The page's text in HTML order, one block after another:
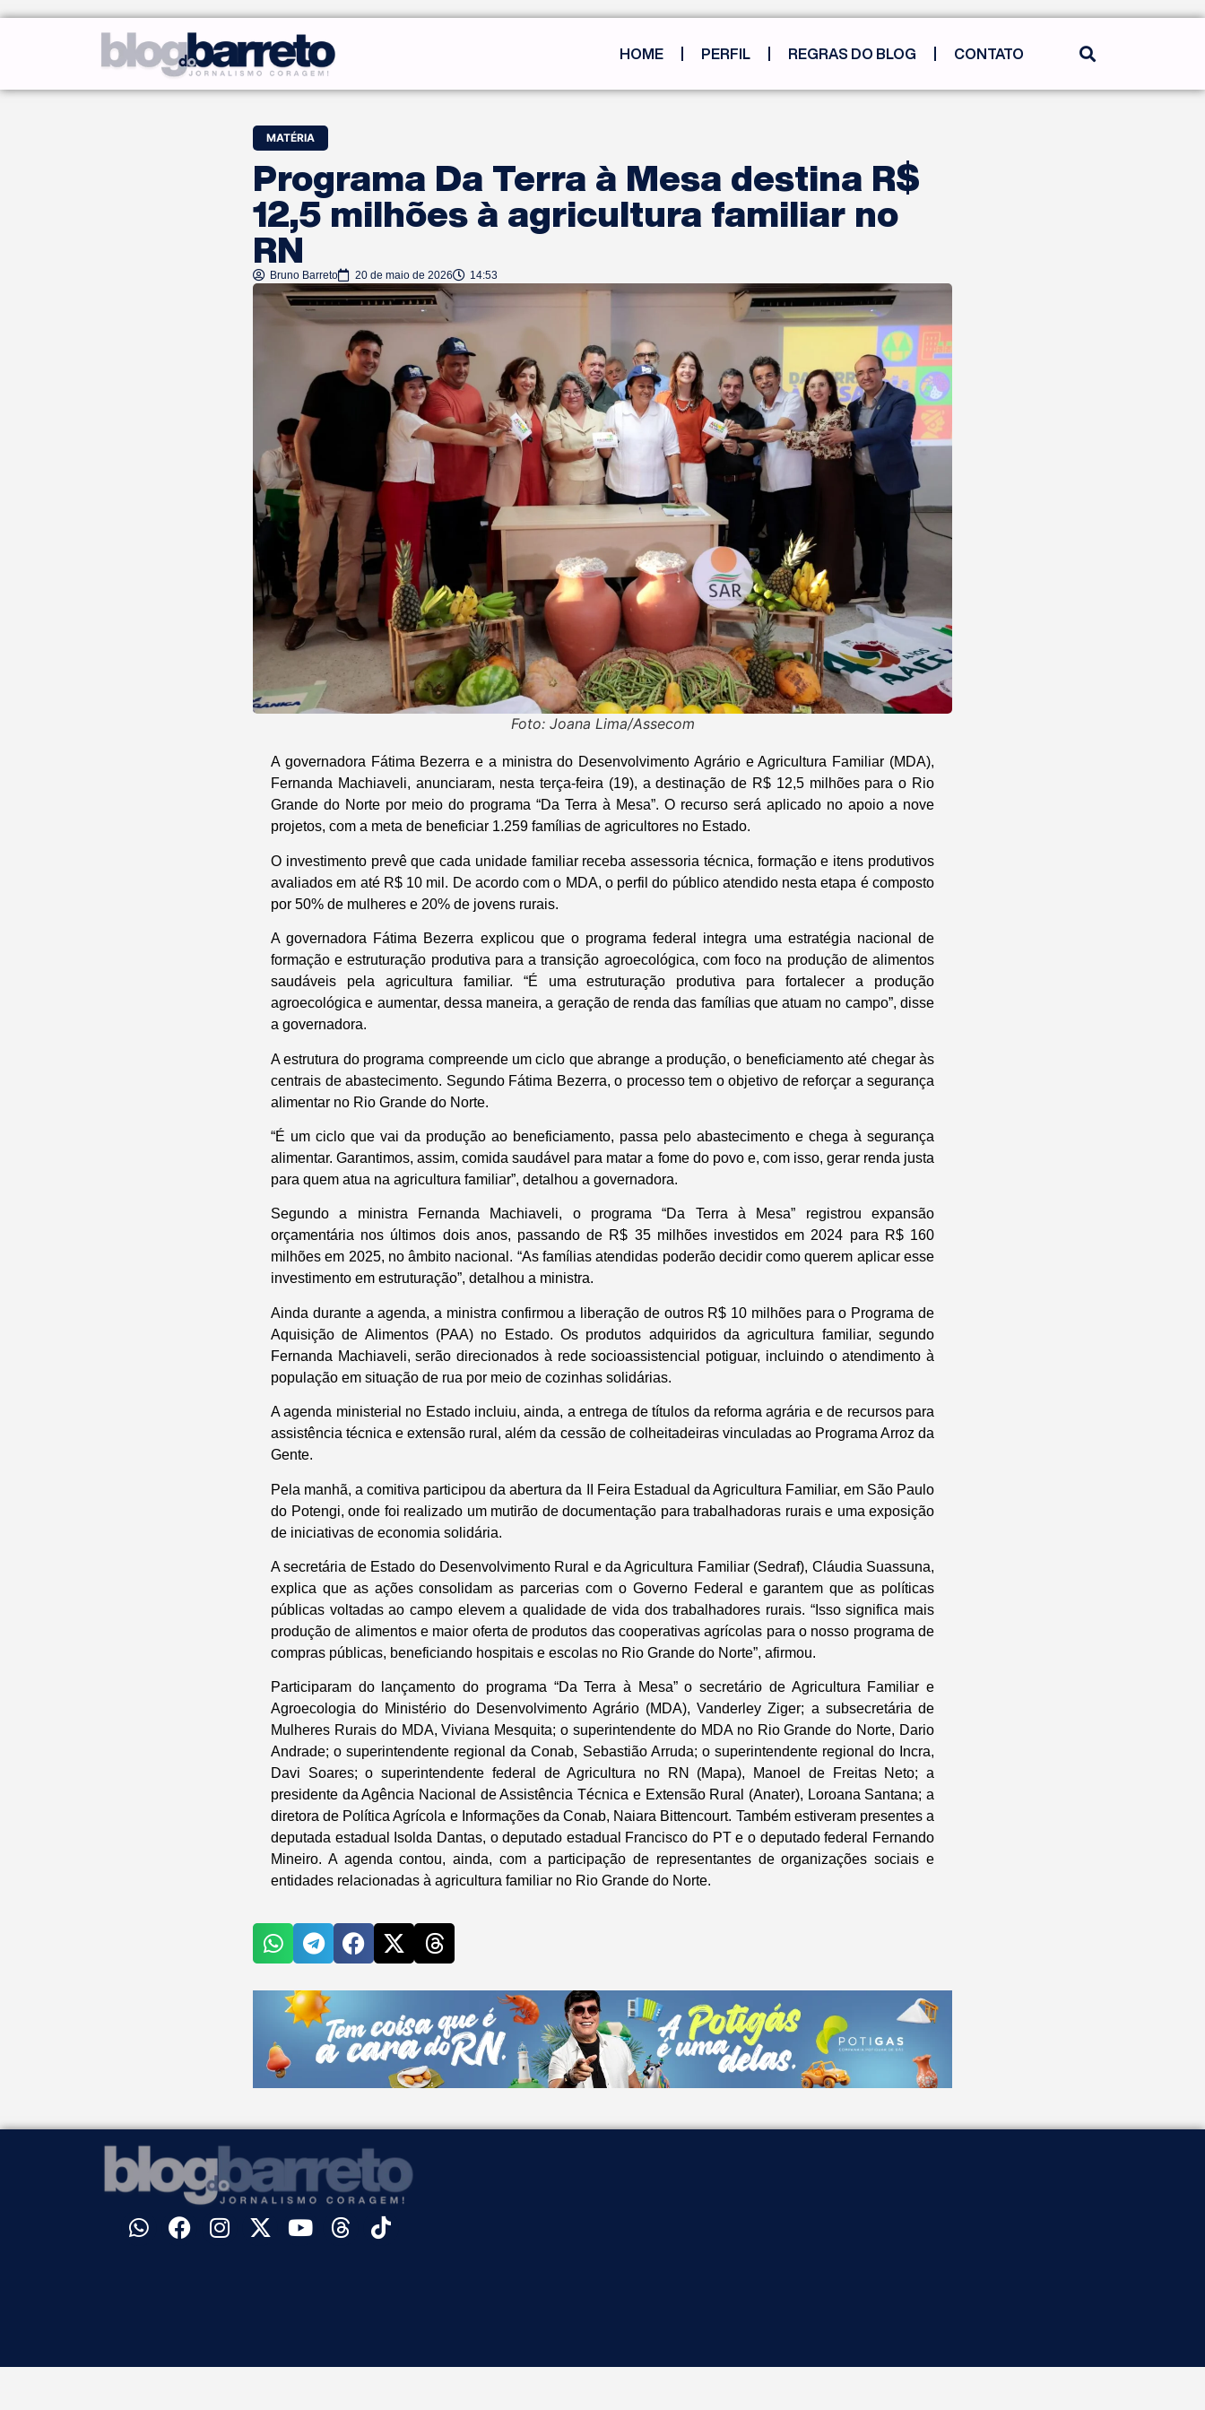
HOME PERFIL REGRAS DO BLOG CONTATO
MATÉRIA
Programa Da Terra à Mesa destina R$
12,5 milhões à agricultura familiar no
RN
Bruno Barreto 20 de maio de 2026 14:53
Foto: Joana Lima/Assecom
A governadora Fátima Bezerra e a ministra do Desenvolvimento Agrário e Agricultura Familiar (MDA),
Fernanda Machiaveli, anunciaram, nesta terça‑feira (19), a destinação de R$ 12,5 milhões para o Rio
Grande do Norte por meio do programa “Da Terra à Mesa”. O recurso será aplicado no apoio a nove
projetos, com a meta de beneficiar 1.259 famílias de agricultores no Estado.
O investimento prevê que cada unidade familiar receba assessoria técnica, formação e itens produtivos
avaliados em até R$ 10 mil. De acordo com o MDA, o perfil do público atendido nesta etapa é composto
por 50% de mulheres e 20% de jovens rurais.
A governadora Fátima Bezerra explicou que o programa federal integra uma estratégia nacional de
formação e estruturação produtiva para a transição agroecológica, com foco na produção de alimentos
saudáveis pela agricultura familiar. “É uma estruturação produtiva para fortalecer a produção
agroecológica e aumentar, dessa maneira, a geração de renda das famílias que atuam no campo”, disse
a governadora.
A estrutura do programa compreende um ciclo que abrange a produção, o beneficiamento até chegar às
centrais de abastecimento. Segundo Fátima Bezerra, o processo tem o objetivo de reforçar a segurança
alimentar no Rio Grande do Norte.
“É um ciclo que vai da produção ao beneficiamento, passa pelo abastecimento e chega à segurança
alimentar. Garantimos, assim, comida saudável para matar a fome do povo e, com isso, gerar renda justa
para quem atua na agricultura familiar”, detalhou a governadora.
Segundo a ministra Fernanda Machiaveli, o programa “Da Terra à Mesa” registrou expansão
orçamentária nos últimos dois anos, passando de R$ 35 milhões investidos em 2024 para R$ 160
milhões em 2025, no âmbito nacional. “As famílias atendidas poderão decidir como querem aplicar esse
investimento em estruturação”, detalhou a ministra.
Ainda durante a agenda, a ministra confirmou a liberação de outros R$ 10 milhões para o Programa de
Aquisição de Alimentos (PAA) no Estado. Os produtos adquiridos da agricultura familiar, segundo
Fernanda Machiaveli, serão direcionados à rede socioassistencial potiguar, incluindo o atendimento à
população em situação de rua por meio de cozinhas solidárias.
A agenda ministerial no Estado incluiu, ainda, a entrega de títulos da reforma agrária e de recursos para
assistência técnica e extensão rural, além da cessão de colheitadeiras vinculadas ao Programa Arroz da
Gente.
Pela manhã, a comitiva participou da abertura da II Feira Estadual da Agricultura Familiar, em São Paulo
do Potengi, onde foi realizado um mutirão de documentação para trabalhadoras rurais e uma exposição
de iniciativas de economia solidária.
A secretária de Estado do Desenvolvimento Rural e da Agricultura Familiar (Sedraf), Cláudia Suassuna,
explica que as ações consolidam as parcerias com o Governo Federal e garantem que as políticas
públicas voltadas ao campo elevem a qualidade de vida dos trabalhadores rurais. “Isso significa mais
produção de alimentos e maior oferta de produtos das cooperativas agrícolas para o nosso programa de
compras públicas, beneficiando hospitais e escolas no Rio Grande do Norte”, afirmou.
Participaram do lançamento do programa “Da Terra à Mesa” o secretário de Agricultura Familiar e
Agroecologia do Ministério do Desenvolvimento Agrário (MDA), Vanderley Ziger; a subsecretária de
Mulheres Rurais do MDA, Viviana Mesquita; o superintendente do MDA no Rio Grande do Norte, Dario
Andrade; o superintendente regional da Conab, Sebastião Arruda; o superintendente regional do Incra,
Davi Soares; o superintendente federal de Agricultura no RN (Mapa), Manoel de Freitas Neto; a
presidente da Agência Nacional de Assistência Técnica e Extensão Rural (Anater), Loroana Santana; a
diretora de Política Agrícola e Informações da Conab, Naiara Bittencourt. Também estiveram presentes a
deputada estadual Isolda Dantas, o deputado estadual Francisco do PT e o deputado federal Fernando
Mineiro. A agenda contou, ainda, com a participação de representantes de organizações sociais e
entidades relacionadas à agricultura familiar no Rio Grande do Norte.